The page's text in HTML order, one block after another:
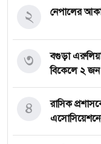
নেপালের
২
বগুড়া
বিকেলে ২ জন
৩
রাসিক
৪